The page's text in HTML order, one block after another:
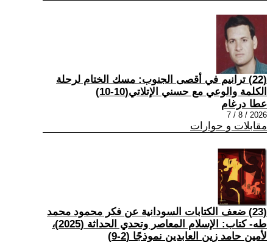
(22) ترانيم في أقصى الجنوب: مسك الختام لرحلة
الكلمة والوعي مع حسني الإتلاتي(10-10)
عطا درغام
2026 / 8 / 7
مقابلات و حوارات
(23) ضعف الكتابات السودانية عن فكر محمود محمد
طه- كتاب: الإسلام المعاصر وتحدي الحداثة (2025)،
لأمين حامد زين العابدين نموذجًا (2-9)